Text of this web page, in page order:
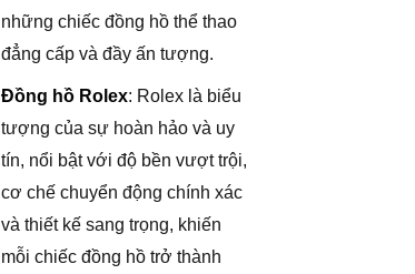
những chiếc đồng hồ thể thao
đẳng cấp và đầy ấn tượng.
Đồng hồ Rolex: Rolex là biểu
tượng của sự hoàn hảo và uy
tín, nổi bật với độ bền vượt trội,
cơ chế chuyển động chính xác
và thiết kế sang trọng, khiến
mỗi chiếc đồng hồ trở thành